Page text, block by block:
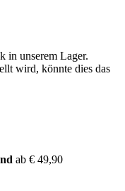
in unserem Lager.
wird, könnte dies das
ab € 49,90